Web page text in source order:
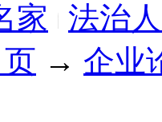
家
法治
→ 企业